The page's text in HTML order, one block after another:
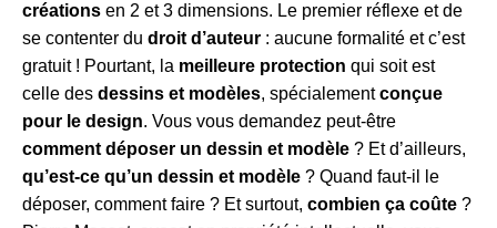
créations en 2 et 3 dimensions. Le premier réflexe et de
se contenter du droit d’auteur : aucune formalité et c’est
gratuit ! Pourtant, la meilleure protection qui soit est
celle des dessins et modèles, spécialementconçue
pour le design. Vous vous demandez peut-être
comment déposer un dessin et modèle ? Et d’ailleurs,
qu’est-ce qu’un dessin et modèle ? Quand faut-il le
déposer, comment faire ? Et surtout, combien ça coûte ?